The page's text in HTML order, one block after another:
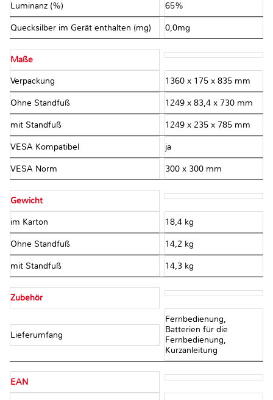
Luminanz (%) 65%
Quecksilber im Gerät enthalten (mg) 0,0mg
Maße
Verpackung 1360 x 175 x 835 mm
Ohne Standfuß 1249 x 83,4 x 730 mm
mit Standfuß 1249 x 235 x 785 mm
VESA Kompatibel ja
VESA Norm 300 x 300 mm
Gewicht
im Karton 18,4 kg
Ohne Standfuß 14,2 kg
mit Standfuß 14,3 kg
Zubehör
Lieferumfang
Fernbedienung,
Batterien für die
Fernbedienung,
Kurzanleitung
EAN